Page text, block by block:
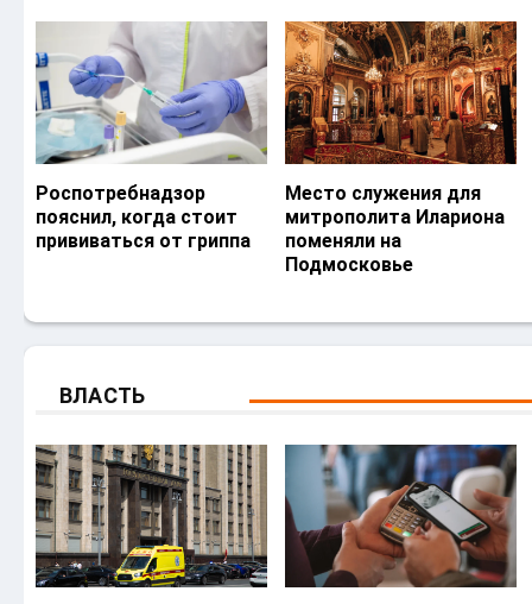
Роспотребнадзор
пояснил, когда стоит
прививаться от гриппа
Место служения для
митрополита Илариона
поменяли на
Подмосковье
ВЛАСТЬ